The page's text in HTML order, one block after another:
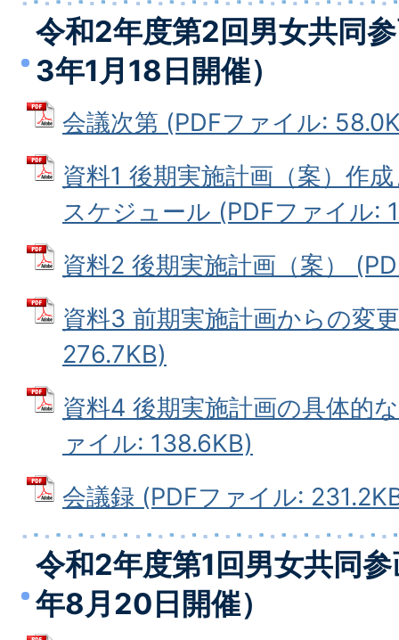
令和2年度第2回男女共同
3年1月18日開催）
会議次第 (PDFファイル:
資料1 後期実施計画（案）作
スケジュール (PDFファイル:
資料2 後期実施計画（案）
資料3 前期実施計画からの変
276.7KB)
資料4 後期実施計画の具体的
ァイル: 138.6KB)
会議録 (PDFファイル:
令和2年度第1回男女共同
年8月20日開催）